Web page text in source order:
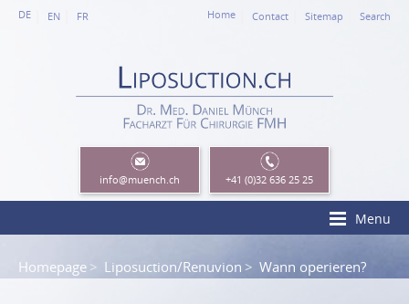
DE EN FR Home Contact Sitemap Search
Menu
Homepage Liposuction/Renuvion Wann operieren?
info@muench.ch +41 (0)32 636 25 25